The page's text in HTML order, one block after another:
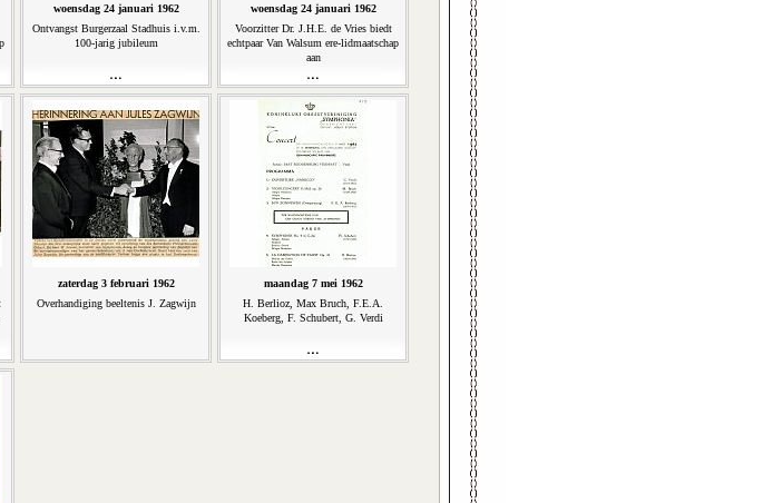
woensdag 24 januari 1962
Ontvangst Burgerzaal Stadhuis i.v.m.
100-jarig jubileum
woensdag 24 januari 1962
Voorzitter Dr. J.H.E. de Vries biedt
echtpaar Van Walsum ere-lidmaatschap
aan
zaterdag 3 februari 1962
Overhandiging beeltenis J. Zagwijn
maandag 7 mei 1962
H. Berlioz, Max Bruch, F.E.A.
Koeberg, F. Schubert, G. Verdi